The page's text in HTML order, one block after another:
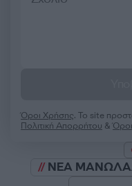
Όροι Χρήσης. Το site
Πολιτική Απορρήτου &
ΝΕΑ